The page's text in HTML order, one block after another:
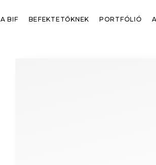
A BIF BEFEKTETŐKNEK PORTFÓLIÓ